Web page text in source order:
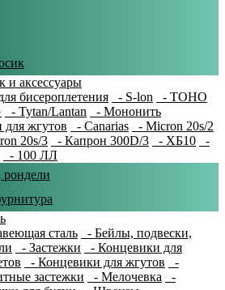
и аксессуары
бисероплетения
- S-lon
- TOHO
- Tytan/Lantan
- Мононить
жгутов
- Canarias
- Micron 20s/2
20s/3
- Капрон 300D/3 - ХБ10
-
- 100 ЛЛ
сталь
- Бейлы, подвески,
- Застежки
- Концевики для
- Концевики для жгутов
-
застежки
- Мелочевка
-